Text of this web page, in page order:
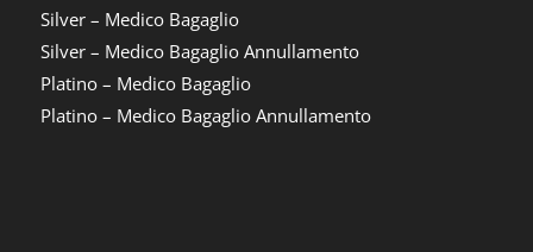
Silver – Medico Bagaglio
Silver – Medico Bagaglio Annullamento
Platino – Medico Bagaglio
Platino – Medico Bagaglio Annullamento